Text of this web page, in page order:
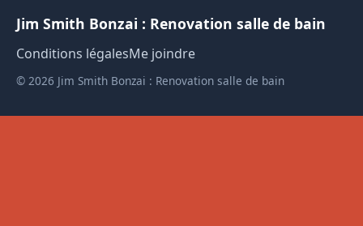
Jim Smith Bonzai : Renovation salle de bain
Conditions légalesMe joindre
© 2026 Jim Smith Bonzai : Renovation salle de bain